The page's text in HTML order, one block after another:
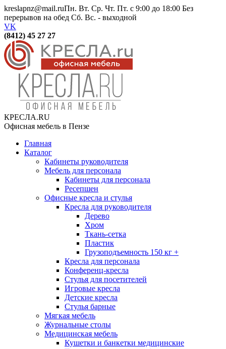
kreslapnz@mail.ruПн. Вт. Ср. Чт. Пт. с 9:00 до 18:00 Без
перерывов на обед Сб. Вс. - выходной
VK
(8412) 45 27 27
КРЕСЛА.RU
Офисная мебель в Пензе
Главная
Каталог
Кабинеты руководителя
Мебель для персонала
Кабинеты для персонала
Ресепшен
Офисные кресла и стулья
Кресла для руководителя
Дерево
Хром
Ткань-сетка
Пластик
Грузоподъемность 150 кг +
Кресла для персонала
Конференц-кресла
Стулья для посетителей
Игровые кресла
Детские кресла
Стулья барные
Мягкая мебель
Журнальные столы
Медицинская мебель
Кушетки и банкетки медицинские